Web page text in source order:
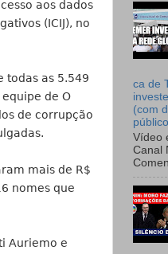
aos dados
(ICIJ), no
todas as 5.549
de O
de corrupção
mais de R$
nomes que
Auriemo e
ca de
(com
Vídeo
Canal